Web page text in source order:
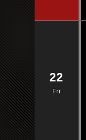
22
Fri